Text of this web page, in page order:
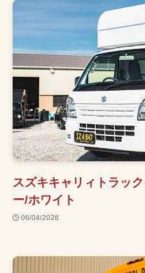
オリジナルキッ
移動販売車の
お問
スズキキャリィトラッ
ー/ホワイト
06/04/2026